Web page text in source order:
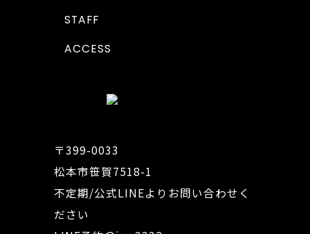
STAFF
ACCESS
〒399-0033
松本市笹賀7518-1
不定期/公式LINEよりお問い合わせく
ださい